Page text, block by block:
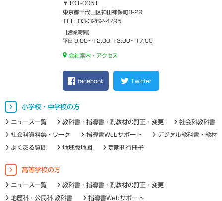
〒101-0051
東京都千代田区神田神保町3-29
TEL: 03-3262-4795
【営業時間】
平日 9:00～12:00, 13:00～17:00
会社案内・アクセス
facebook Twitter
小学校・中学校の方
ニュース一覧 教科書・指導書・副教材の訂正・変更 社会科教科書
社会科資料集・ワーク 指導書Webサポート デジタル教科書・教材
よくある質問 地域版地図 定期刊行冊子
高等学校の方
ニュース一覧 教科書・指導書・副教材の訂正・変更
地歴科・公民科 教科書 指導書Webサポート